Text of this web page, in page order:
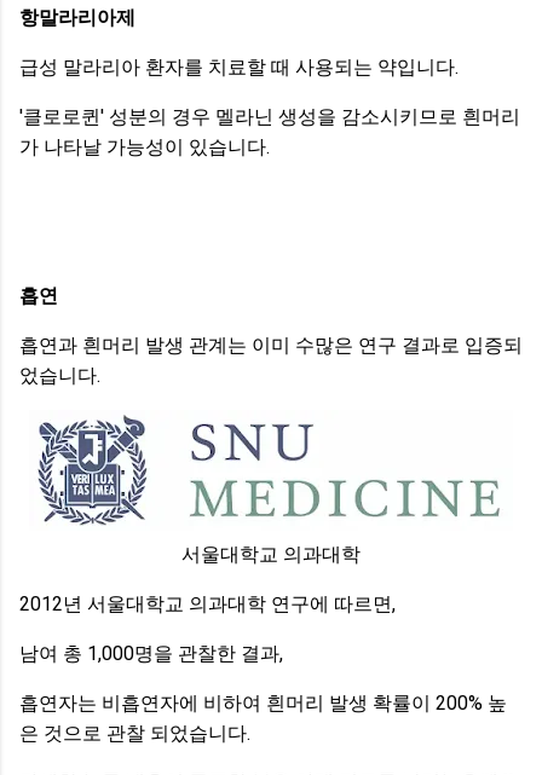
항말라리아제
급성 말라리아 환자를 치료할 때 사용되는 약입니다.
'클로로퀸' 성분의 경우 멜라닌 생성을 감소시키므로 흰머리
가 나타날 가능성이 있습니다.
흡연
흡연과 흰머리 발생 관계는 이미 수많은 연구 결과로 입증되
었습니다.
서울대학교 의과대학
2012년 서울대학교 의과대학 연구에 따르면,
남여 총 1,000명을 관찰한 결과,
흡연자는 비흡연자에 비하여 흰머리 발생 확률이 200% 높
은 것으로 관찰 되었습니다.